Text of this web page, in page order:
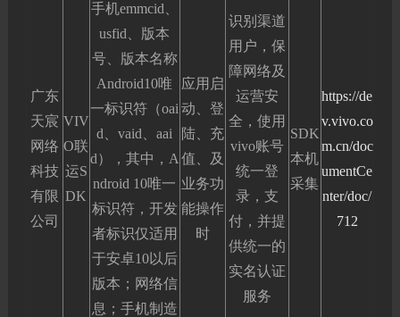
广东
天宸
网络
科技
有限
公司
VIV
O联
运S
DK
手机emmcid、
usfid、版本
号、版本名称
Android10唯
一标识符（oai
d、vaid、aai
d），其中，A
ndroid 10唯一
标识符，开发
者标识仅适用
于安卓10以后
版本；网络信
息；手机制造
应用启
动、登
陆、充
值、及
业务功
能操作
时
识别渠道
用户，保
障网络及
运营安
全，使用
vivo账号
统一登
录，支
付，并提
供统一的
实名认证
服务
SDK
本机
采集
https://de
v.vivo.co
m.cn/doc
umentCe
nter/doc/
712